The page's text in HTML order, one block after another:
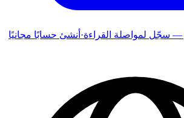
— سجّل لمواصلة القراءة· أنشئ حسابًا مجانيًا